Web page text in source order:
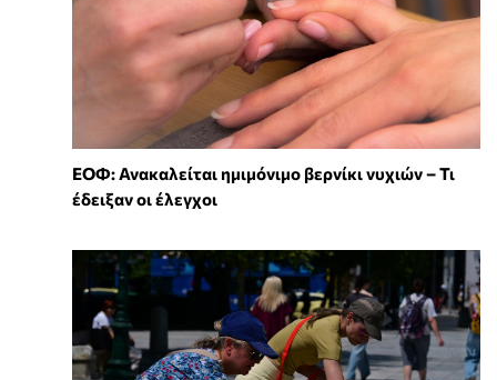
ΕΟΦ: Ανακαλείται ημιμόνιμο βερνίκι νυχιών – Τι
έδειξαν οι έλεγχοι